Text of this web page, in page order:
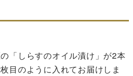
「しらすのオイル漬け」が2本
目のように入れてお届けしま